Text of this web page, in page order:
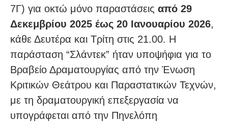
7Γ) για οκτώ μόνο παραστάσεις από 29
Δεκεμβρίου 2025 έως 20 Ιανουαρίου 2026,
κάθε Δευτέρα και Τρίτη στις 21.00. Η
παράσταση “Σλάντεκ” ήταν υποψήφια για το
Βραβείο Δραματουργίας από την Ένωση
Κριτικών Θεάτρου και Παραστατικών Τεχνών,
με τη δραματουργική επεξεργασία να
υπογράφεται από την Πηνελόπη